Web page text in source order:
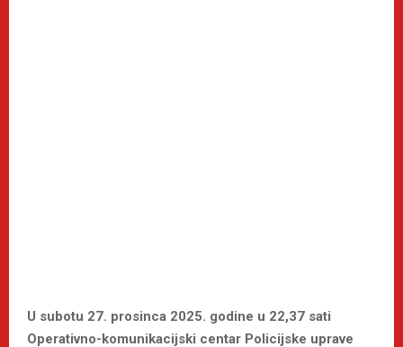
U subotu 27. prosinca 2025. godine u 22,37 sati
Operativno-komunikacijski centar Policijske uprave